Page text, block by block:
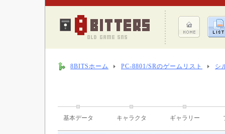
8BITSホーム PC-8801/SRのゲームリスト シ
基本データ キャラクタ ギャラリー